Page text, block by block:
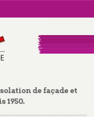
de façade et
1950.